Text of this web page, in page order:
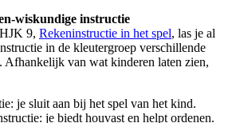
wiskundige instructie
9, Rekeninstructie in het spel, las je al
in de kleutergroep verschillende
Afhankelijk van wat kinderen laten zien,
je sluit aan bij het spel van het kind.
je biedt houvast en helpt ordenen.